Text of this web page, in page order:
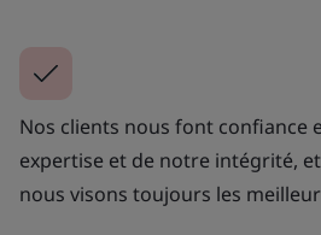
Nos clients nous font confiance
expertise et de notre intégrité,
nous visons toujours les